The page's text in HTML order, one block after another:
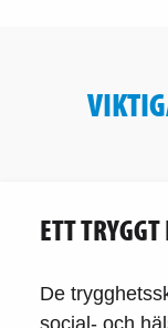
ETT
De
social- och